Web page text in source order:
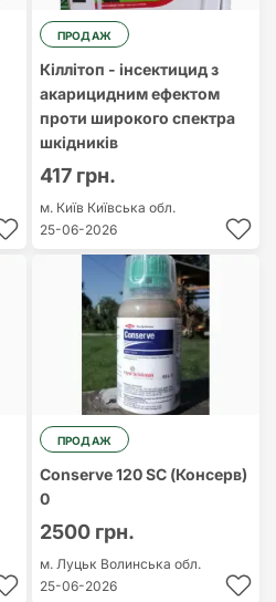
ПРОДАЖ
Кіллітоп - інсектицид з
акарицидним ефектом
проти широкого спектра
шкідників
417 грн.
м. Київ Київська обл.
25-06-2026
ПРОДАЖ
Conserve 120 SC (Консерв)
0
2500 грн.
м. Луцьк Волинська обл.
25-06-2026